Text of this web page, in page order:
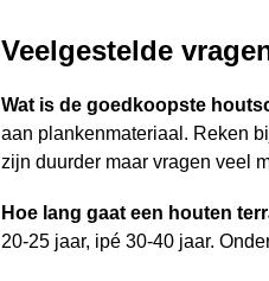
Veelgestelde
Wat is de goedkoopste
aan plankenmateriaal. Reken
zijn duurder maar vragen veel
Hoe lang gaat een houten
20-25 jaar, ipé 30-40 jaar.